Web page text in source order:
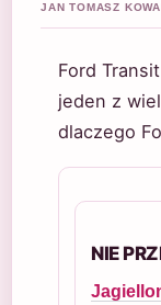
JAN TOMASZ
Ford
jeden z
dlaczego
NIE